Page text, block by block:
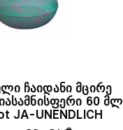
ჩაიდანი მცირე
60 მლ
JA-UNENDLICH